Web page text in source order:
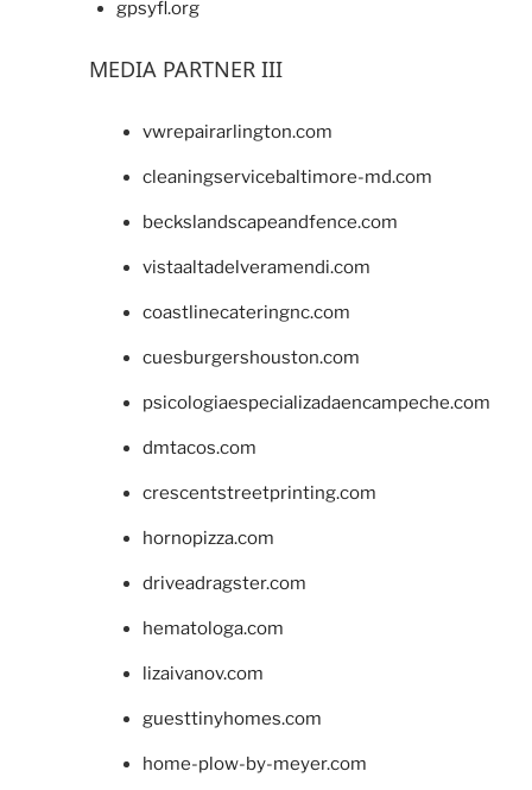
gpsyfl.org
MEDIA PARTNER III
vwrepairarlington.com
cleaningservicebaltimore-md.com
beckslandscapeandfence.com
vistaaltadelveramendi.com
coastlinecateringnc.com
cuesburgershouston.com
psicologiaespecializadaencampeche.com
dmtacos.com
crescentstreetprinting.com
hornopizza.com
driveadragster.com
hematologa.com
lizaivanov.com
guesttinyhomes.com
home-plow-by-meyer.com